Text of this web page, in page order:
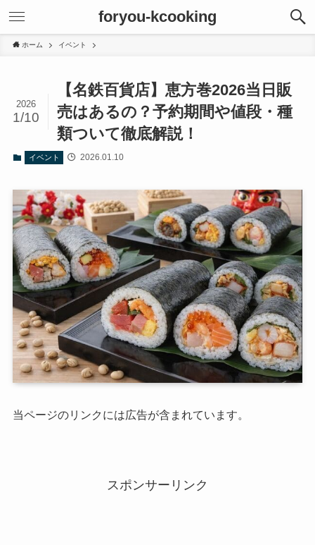
foryou-kcooking
ホーム イベント
【名鉄百貨店】恵方巻2026当日販
売はあるの？予約期間や値段・種
類ついて徹底解説！
2026
1/10
イベント 2026.01.10
当ページのリンクには広告が含まれています。
スポンサーリンク